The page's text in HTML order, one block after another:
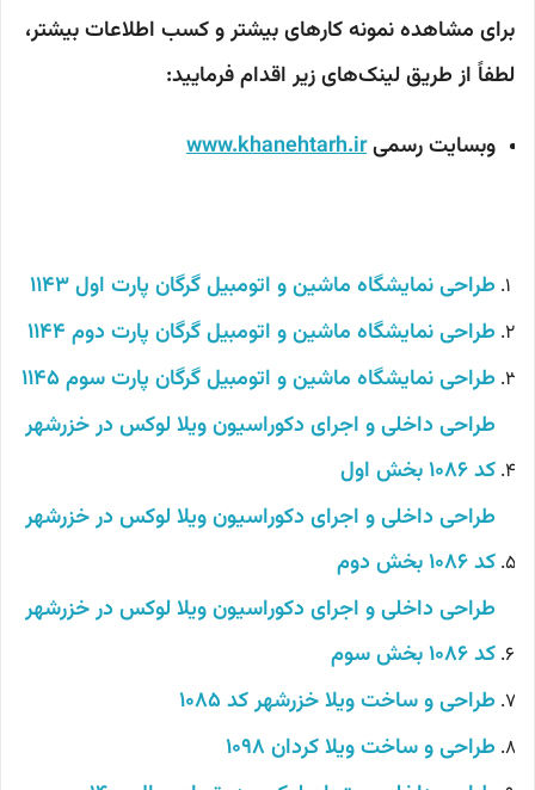
برای مشاهده نمونه کارهای بیشتر و کسب اطلاعات بیشتر،
لطفاً از طریق لینک‌های زیر اقدام فرمایید:
وبسایت رسمیwww.khanehtarh.ir
طراحی نمایشگاه ماشین و اتومبیل گرگان پارت اول 1143
طراحی نمایشگاه ماشین و اتومبیل گرگان پارت دوم 1144
طراحی نمایشگاه ماشین و اتومبیل گرگان پارت سوم 1145
طراحی داخلی و اجرای دکوراسیون ویلا لوکس در خزرشهر
کد 1086 بخش اول
طراحی داخلی و اجرای دکوراسیون ویلا لوکس در خزرشهر
کد 1086 بخش دوم
طراحی داخلی و اجرای دکوراسیون ویلا لوکس در خزرشهر
کد 1086 بخش سوم
طراحی و ساخت ویلا خزرشهر کد 1085
طراحی و ساخت ویلا کردان 1098